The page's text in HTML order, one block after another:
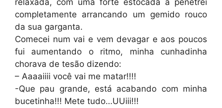
relaxada, com uma forte estocada a penetrei
completamente arrancando um gemido rouco
da sua garganta.
Comecei num vai e vem devagar e aos poucos
fui aumentando o ritmo, minha cunhadinha
chorava de tesão dizendo:
– Aaaaiiii você vai me matar!!!!
-Que pau grande, está acabando com minha
bucetinha!!! Mete tudo…UUiii!!!